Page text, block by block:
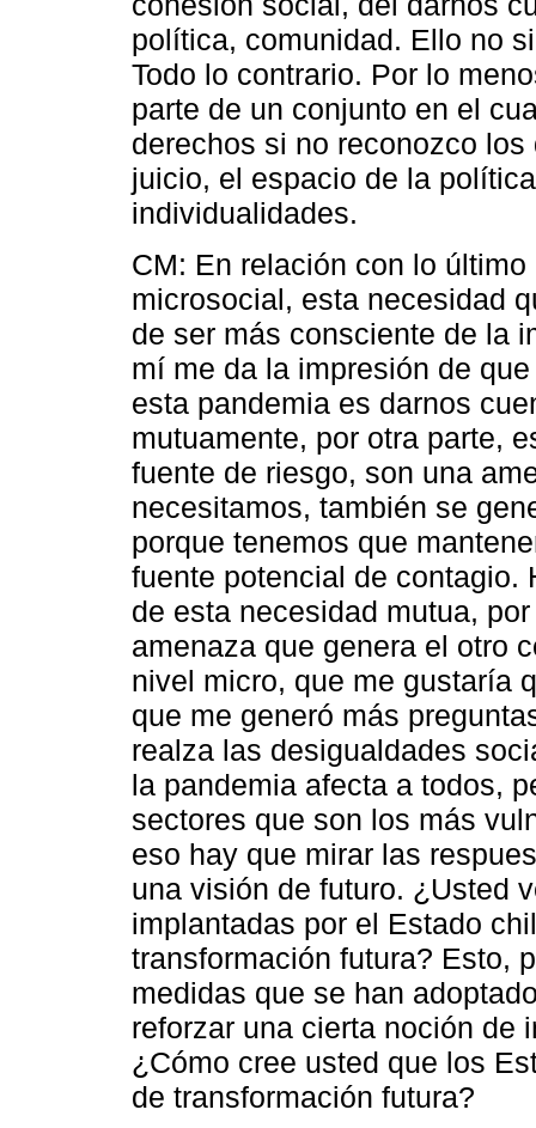
política, comunidad. Ello no
Todo lo contrario. Por lo
parte de un conjunto en el
derechos si no reconozco
juicio, el espacio de la
individualidades.
CM: En relación con lo
microsocial, esta necesidad
de ser más consciente de la
mí me da la impresión de
esta pandemia es darnos
mutuamente, por otra parte,
fuente de riesgo, son una
necesitamos, también se
porque tenemos que
fuente potencial de contagio.
de esta necesidad mutua,
amenaza que genera el otro
nivel micro, que me gustaría
que me generó más
realza las desigualdades
la pandemia afecta a todos,
sectores que son los más
eso hay que mirar las
una visión de futuro. ¿Usted
implantadas por el Estado
transformación futura? Esto,
medidas que se han
reforzar una cierta noción de
¿Cómo cree usted que los
de transformación futura?